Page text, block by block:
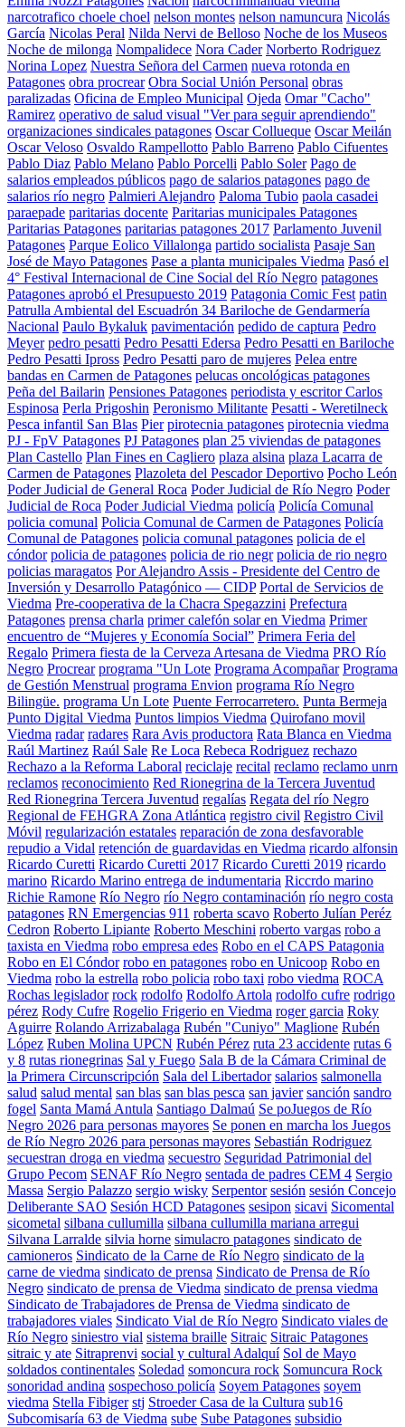
narcotrafico choele choel nelson montes nelson namuncura Nicolás
García Nicolas Peral Nilda Nervi de Belloso Noche de los Museos
Noche de milonga Nompalidece Nora Cader Norberto Rodriguez
Norina Lopez Nuestra Señora del Carmen nueva rotonda en
Patagones obra procrear Obra Social Unión Personal obras
paralizadas Oficina de Empleo Municipal Ojeda Omar "Cacho"
Ramirez operativo de salud visual "Ver para seguir aprendiendo"
organizaciones sindicales patagones Oscar Collueque Oscar Meilán
Oscar Veloso Osvaldo Rampellotto Pablo Barreno Pablo Cifuentes
Pablo Diaz Pablo Melano Pablo Porcelli Pablo Soler Pago de
salarios empleados públicos pago de salarios patagones pago de
salarios río negro Palmieri Alejandro Paloma Tubio paola casadei
paraepade paritarias docente Paritarias municipales Patagones
Paritarias Patagones paritarias patagones 2017 Parlamento Juvenil
Patagones Parque Eolico Villalonga partido socialista Pasaje San
José de Mayo Patagones Pase a planta municipales Viedma Pasó el
4° Festival Internacional de Cine Social del Río Negro patagones
Patagones aprobó el Presupuesto 2019 Patagonia Comic Fest patin
Patrulla Ambiental del Escuadrón 34 Bariloche de Gendarmería
Nacional Paulo Bykaluk pavimentación pedido de captura Pedro
Meyer pedro pesatti Pedro Pesatti Edersa Pedro Pesatti en Bariloche
Pedro Pesatti Ipross Pedro Pesatti paro de mujeres Pelea entre
bandas en Carmen de Patagones pelucas oncológicas patagones
Peña del Bailarin Pensiones Patagones periodista y escritor Carlos
Espinosa Perla Prigoshin Peronismo Militante Pesatti - Weretilneck
Pesca infantil San Blas Pier pirotecnia patagones pirotecnia viedma
PJ - FpV Patagones PJ Patagones plan 25 viviendas de patagones
Plan Castello Plan Fines en Cagliero plaza alsina plaza Lacarra de
Carmen de Patagones Plazoleta del Pescador Deportivo Pocho León
Poder Judicial de General Roca Poder Judicial de Río Negro Poder
Judicial de Roca Poder Judicial Viedma policía Policía Comunal
policia comunal Policia Comunal de Carmen de Patagones Policía
Comunal de Patagones policia comunal patagones policia de el
cóndor policia de patagones policia de rio negr policia de rio negro
policias maragatos Por Alejandro Assis - Presidente del Centro de
Inversión y Desarrollo Patagónico — CIDP Portal de Servicios de
Viedma Pre-cooperativa de la Chacra Spegazzini Prefectura
Patagones prensa charla primer calefón solar en Viedma Primer
encuentro de “Mujeres y Economía Social” Primera Feria del
Regalo Primera fiesta de la Cerveza Artesana de Viedma PRO Río
Negro Procrear programa "Un Lote Programa Acompañar Programa
de Gestión Menstrual programa Envion programa Río Negro
Bilingüe. programa Un Lote Puente Ferrocarretero. Punta Bermeja
Punto Digital Viedma Puntos limpios Viedma Quirofano movil
Viedma radar radares Rara Avis productora Rata Blanca en Viedma
Raúl Martinez Raúl Sale Re Loca Rebeca Rodriguez rechazo
Rechazo a la Reforma Laboral reciclaje recital reclamo reclamo unrn
reclamos reconocimiento Red Rionegrina de la Tercera Juventud
Red Rionegrina Tercera Juventud regalías Regata del río Negro
Regional de FEHGRA Zona Atlántica registro civil Registro Civil
Móvil regularización estatales reparación de zona desfavorable
repudio a Vidal retención de guardavidas en Viedma ricardo alfonsin
Ricardo Curetti Ricardo Curetti 2017 Ricardo Curetti 2019 ricardo
marino Ricardo Marino entrega de indumentaria Riccrdo marino
Richie Ramone Río Negro río Negro contaminación río negro costa
patagones RN Emergencias 911 roberta scavo Roberto Julían Peréz
Cedron Roberto Lipiante Roberto Meschini roberto vargas robo a
taxista en Viedma robo empresa edes Robo en el CAPS Patagonia
Robo en El Cóndor robo en patagones robo en Unicoop Robo en
Viedma robo la estrella robo policia robo taxi robo viedma ROCA
Rochas legislador rock rodolfo Rodolfo Artola rodolfo cufre rodrigo
pérez Rody Cufre Rogelio Frigerio en Viedma roger garcia Roky
Aguirre Rolando Arrizabalaga Rubén "Cuniyo" Maglione Rubén
López Ruben Molina UPCN Rubén Pérez ruta 23 accidente rutas 6
y 8 rutas rionegrinas Sal y Fuego Sala B de la Cámara Criminal de
la Primera Circunscripción Sala del Libertador salarios salmonella
salud salud mental san blas san blas pesca san javier sanción sandro
fogel Santa Mamá Antula Santiago Dalmaú Se poJuegos de Río
Negro 2026 para personas mayores Se ponen en marcha los Juegos
de Río Negro 2026 para personas mayores Sebastián Rodriguez
secuestran droga en viedma secuestro Seguridad Patrimonial del
Grupo Pecom SENAF Río Negro sentada de padres CEM 4 Sergio
Massa Sergio Palazzo sergio wisky Serpentor sesión sesión Concejo
Deliberante SAO Sesión HCD Patagones sesipon sicavi Sicomental
sicometal silbana cullumilla silbana cullumilla mariana arregui
Silvana Larralde silvia horne simulacro patagones sindicato de
camioneros Sindicato de la Carne de Río Negro sindicato de la
carne de viedma sindicato de prensa Sindicato de Prensa de Río
Negro sindicato de prensa de Viedma sindicato de prensa viedma
Sindicato de Trabajadores de Prensa de Viedma sindicato de
trabajadores viales Sindicato Vial de Río Negro Sindicato viales de
Río Negro siniestro vial sistema braille Sitraic Sitraic Patagones
sitraic y ate Sitraprenvi social y cultural Adalquí Sol de Mayo
soldados continentales Soledad somoncura rock Somuncura Rock
sonoridad andina sospechoso policía Soyem Patagones soyem
viedma Stella Fibiger stj Stroeder Casa de la Cultura sub16
Subcomisaría 63 de Viedma sube Sube Patagones subsidio